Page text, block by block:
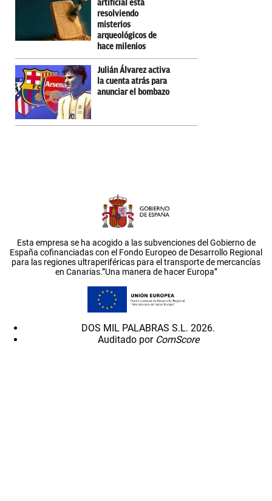
artificial está
resolviendo
misterios
arqueológicos de
hace milenios
Julián Álvarez activa
la cuenta atrás para
anunciar el bombazo
Esta empresa se ha acogido a las subvenciones del Gobierno de
España cofinanciadas con el Fondo Europeo de Desarrollo Regional
para las regiones ultraperiféricas para el transporte de mercancías
en Canarias.”Una manera de hacer Europa”
DOS MIL PALABRAS S.L. 2026.
Auditado por ComScore